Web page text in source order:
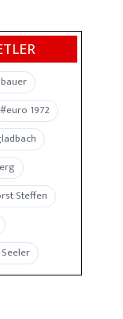
#euro 1972
Steffen